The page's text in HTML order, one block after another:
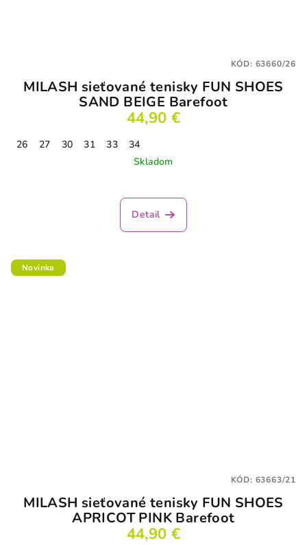
MILASH sieťované tenisky FUN SHOES
SAND BEIGE Barefoot
44,90 €
26 27 30 31 33
34
Skladom
Detail
KÓD: 63660/26
Novinka
MILASH sieťované tenisky FUN SHOES
APRICOT PINK Barefoot
44,90 €
KÓD: 63663/21